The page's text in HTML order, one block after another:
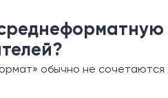
обычно не сочетаются